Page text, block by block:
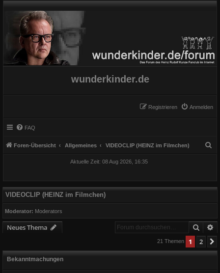
wunderkinder.de
Anmelden
Registrieren
FAQ
Foren-Übersicht Allgemeines VIDEOCLIP (HEINZ im Filmchen)
Aktuelle Zeit: 08 Aug 2026, 16:35
VIDEOCLIP (HEINZ im Filmchen)
Moderator: Moderators
Neues Thema Suche
21 Themen 1 2
Bekanntmachungen